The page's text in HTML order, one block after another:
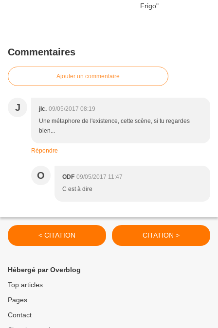
Commentaires
Ajouter un commentaire
J jlc. 09/05/2017 08:19
Une métaphore de l'existence, cette scène, si tu regardes
bien...
Répondre
O ODF 09/05/2017 11:47
C est à dire
< CITATION CITATION >
Hébergé par Overblog
Top articles
Pages
Contact